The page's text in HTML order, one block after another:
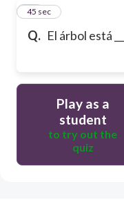
Q. El árbol está
18
45 sec
Play as a
student
to try out the
quiz